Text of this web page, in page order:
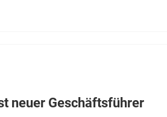
neuer Geschäftsführer